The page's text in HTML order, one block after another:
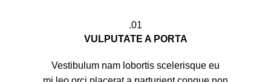
01.
VULPUTATE A PORTA
Vestibulum nam lobortis scelerisque eu